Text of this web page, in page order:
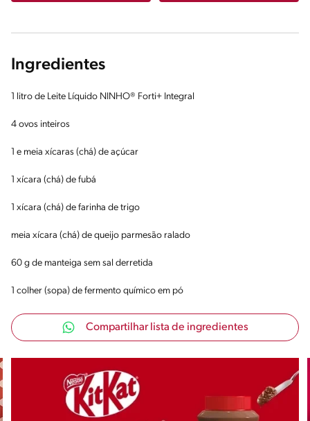
Ingredientes
1 litro de Leite Líquido NINHO® Forti+ Integral
4 ovos inteiros
1 e meia xícaras (chá) de açúcar
1 xícara (chá) de fubá
1 xícara (chá) de farinha de trigo
meia xícara (chá) de queijo parmesão ralado
60 g de manteiga sem sal derretida
1 colher (sopa) de fermento químico em pó
Compartilhar lista de ingredientes